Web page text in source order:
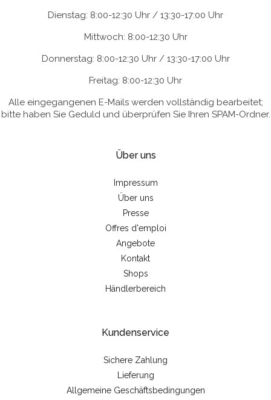
Dienstag: 8:00-12:30 Uhr / 13:30-17:00 Uhr
Mittwoch: 8:00-12:30 Uhr
Donnerstag: 8:00-12:30 Uhr / 13:30-17:00 Uhr
Freitag: 8:00-12:30 Uhr
Alle eingegangenen E-Mails werden vollständig bearbeitet;
bitte haben Sie Geduld und überprüfen Sie Ihren SPAM-Ordner.
Über uns
Impressum
Über uns
Presse
Offres d'emploi
Angebote
Kontakt
Shops
Händlerbereich
Kundenservice
Sichere Zahlung
Lieferung
Allgemeine Geschäftsbedingungen